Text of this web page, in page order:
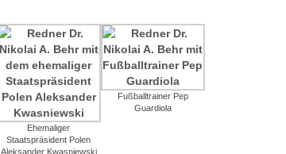
Ehemaliger
Staatspräsident Polen
Aleksander Kwasniewski
Fußballtrainer Pep
Guardiola